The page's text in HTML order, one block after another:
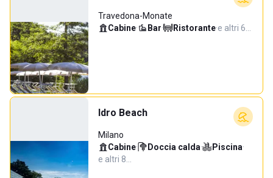
Travedona-Monate
Cabine· Bar· Ristorante·e altri 6…
Idro Beach
Milano
Cabine· Doccia calda· Piscina·
e altri 8…